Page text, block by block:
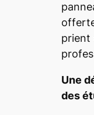
prient
Une
des